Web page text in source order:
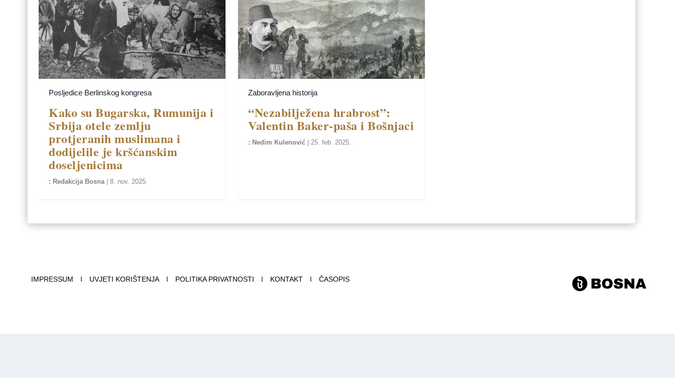
Posljedice Berlinskog kongresa
Kako su Bugarska, Rumunija i
Srbija otele zemlju
protjeranih muslimana i
dodijelile je kršćanskim
doseljenicima
Redakcija Bosna |8. nov. 2025.
Zaboravljena historija
“Nezabilježena hrabrost”:
Valentin Baker-paša i Bošnjaci
Nedim Kulenović | 25. feb. 2025.
IMPRESSUM I UVJETI KORIŠTENJA I POLITIKA PRIVATNOSTI I KONTAKT I ČASOPIS